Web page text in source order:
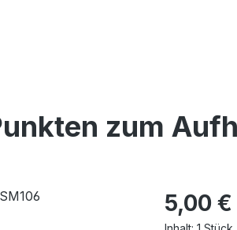
zum
Regulärer
5,00 €